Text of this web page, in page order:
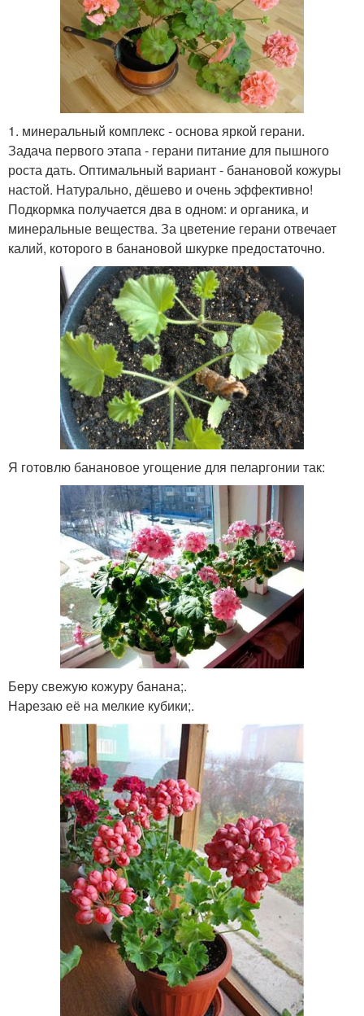
1. минеральный комплекс - основа яркой герани.
Задача первого этапа - герани питание для пышного
роста дать. Оптимальный вариант - банановой кожуры
настой. Натурально, дёшево и очень эффективно!
Подкормка получается два в одном: и органика, и
минеральные вещества. За цветение герани отвечает
калий, которого в банановой шкурке предостаточно.
Я готовлю банановое угощение для пеларгонии так:
Беру свежую кожуру банана;.
Нарезаю её на мелкие кубики;.